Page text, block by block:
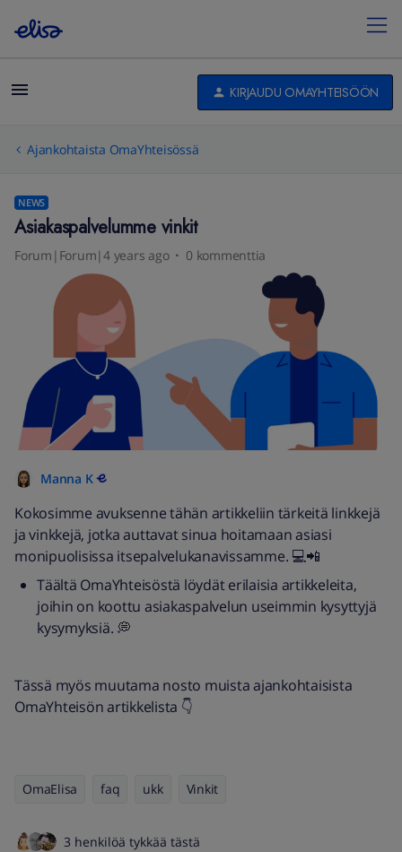
KIRJAUDU OMAYHTEISÖÖN
Ajankohtaista OmaYhteisössä
NEWS
Asiakaspalvelumme vinkit
Forum|Forum|4 years ago 0 kommenttia
Manna K
Kokosimme avuksenne tähän artikkeliin tärkeitä linkkejä
ja vinkkejä, jotka auttavat sinua hoitamaan asiasi
monipuolisissa itsepalvelukanavissamme. 💻📲
Täältä OmaYhteisöstä löydät erilaisia artikkeleita,
joihin on koottu asiakaspalvelun useimmin kysyttyjä
kysymyksiä. 💭
Tässä myös muutama nosto muista ajankohtaisista
OmaYhteisön artikkelista 👇
OmaElisa faq ukk Vinkit
3 henkilöä tykkää tästä